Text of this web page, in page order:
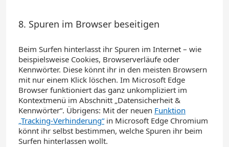
8. Spuren im Browser beseitigen
Beim Surfen hinterlasst ihr Spuren im Internet – wie
beispielsweise Cookies, Browserverläufe oder
Kennwörter. Diese könnt ihr in den meisten Browsern
mit nur einem Klick löschen. Im Microsoft Edge
Browser funktioniert das ganz unkompliziert im
Kontextmenü im Abschnitt „Datensicherheit &
Kennwörter“. Übrigens: Mit der neuen Funktion
„Tracking-Verhinderung“ in Microsoft Edge Chromium
könnt ihr selbst bestimmen, welche Spuren ihr beim
Surfen hinterlassen wollt.